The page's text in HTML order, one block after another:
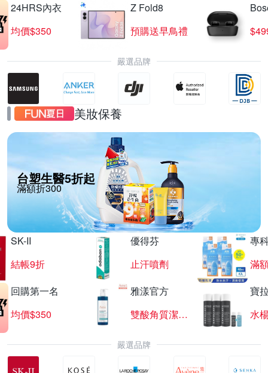
24HRS內衣
均價$350
Z Fold8
預購送早鳥禮
嚴選品牌
美妝保養
台塑生醫5折起
滿額折300
SK-II
結帳9折
優得芬
止汗噴劑
專
滿
回購第一名
均價$350
雅漾官方
雙酸角質潔膚露
寶
水
嚴選品牌